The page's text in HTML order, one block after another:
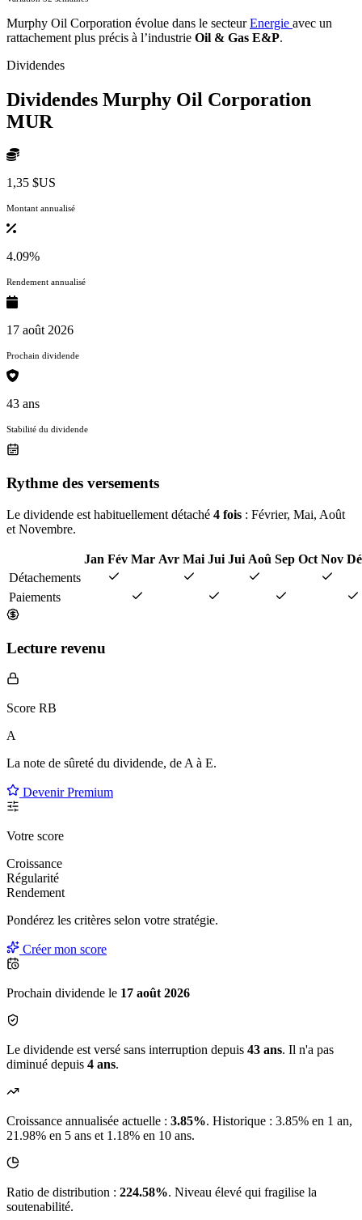
Murphy Oil Corporation évolue dans le secteurEnergie avec un
rattachement plus précis à l’industrie Oil & Gas E&P.
Dividendes
Dividendes Murphy Oil Corporation
MUR
1,35 $US
Montant annualisé
4.09%
Rendement annualisé
17 août 2026
Prochain dividende
43 ans
Stabilité du dividende
Rythme des versements
Le dividende est habituellement détaché 4 fois : Février, Mai, Août
et Novembre.
Jan Fév Mar Avr Mai Jui Jui Aoû Sep Oct Nov
Détachements
Paiements
Lecture revenu
Score RB
A
La note de sûreté du dividende, de A à E.
Devenir Premium
Votre score
Croissance
Régularité
Rendement
Pondérez les critères selon votre stratégie.
Créer mon score
Prochain dividende le 17 août 2026
Le dividende est versé sans interruption depuis 43 ans. Il n'a pas
diminué depuis 4 ans.
Croissance annualisée actuelle : 3.85%. Historique : 3.85% en 1 an,
21.98% en 5 ans et 1.18% en 10 ans.
Ratio de distribution : 224.58%. Niveau élevé qui fragilise la
soutenabilité.